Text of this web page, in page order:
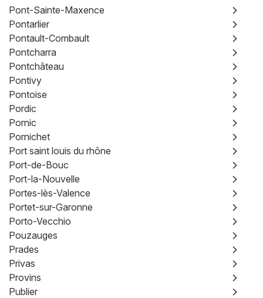
Pont-Sainte-Maxence
Pontarlier
Pontault-Combault
Pontcharra
Pontchâteau
Pontivy
Pontoise
Pordic
Pornic
Pornichet
Port saint louis du rhône
Port-de-Bouc
Port-la-Nouvelle
Portes-lès-Valence
Portet-sur-Garonne
Porto-Vecchio
Pouzauges
Prades
Privas
Provins
Publier